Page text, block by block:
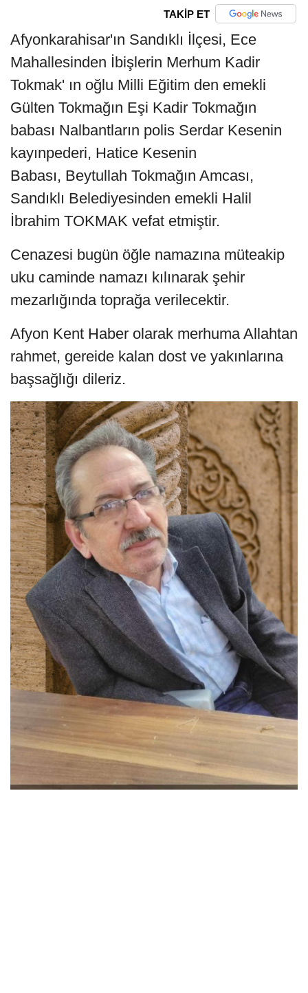
TAKİP ET
Afyonkarahisar'ın Sandıklı İlçesi, Ece
Mahallesinden İbişlerin Merhum Kadir
Tokmak' ın oğlu Milli Eğitim den emekli
Gülten Tokmağın Eşi Kadir Tokmağın
babası Nalbantların polis Serdar Kesenin
kayınpederi, Hatice Kesenin
Babası, Beytullah Tokmağın Amcası,
Sandıklı Belediyesinden emekli Halil
İbrahim TOKMAK vefat etmiştir.
Cenazesi bugün öğle namazına müteakip
uku caminde namazı kılınarak şehir
mezarlığında toprağa verilecektir.
Afyon Kent Haber olarak merhuma Allahtan
rahmet, gereide kalan dost ve yakınlarına
başsağlığı dileriz.